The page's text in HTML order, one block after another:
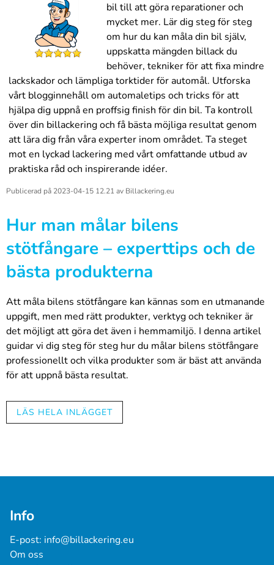
bil till att göra reparationer och
mycket mer. Lär dig steg för steg
om hur du kan måla din bil själv,
uppskatta mängden billack du
behöver, tekniker för att fixa mindre
lackskador och lämpliga torktider för automål. Utforska
vårt blogginnehåll om automaletips och tricks för att
hjälpa dig uppnå en proffsig finish för din bil. Ta kontroll
över din billackering och få bästa möjliga resultat genom
att lära dig från våra experter inom området. Ta steget
mot en lyckad lackering med vårt omfattande utbud av
praktiska råd och inspirerande idéer.
Publicerad på 2023-04-15 12.21 av Billackering.eu
Hur man målar bilens
stötfångare – experttips och de
bästa produkterna
Att måla bilens stötfångare kan kännas som en utmanande
uppgift, men med rätt produkter, verktyg och tekniker är
det möjligt att göra det även i hemmamiljö. I denna artikel
guidar vi dig steg för steg hur du målar bilens stötfångare
professionellt och vilka produkter som är bäst att använda
för att uppnå bästa resultat.
Rengöring och förberedelse:
Börja med att noggrant rengöra bilens stötfångare
skyddshandskar och skyddsglasögon när du hanterar
Slipa stötfångarens yta lätt med fint sandpapper (t.ex.
vidhäftning och hjälper till att skapa en jämn och slät
yta.
LÄS HELA INLÄGGET
Info
E-post: info@billackering.eu
Om oss